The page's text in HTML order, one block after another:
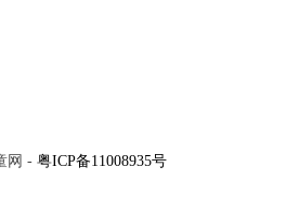
网 - 粤ICP备11008935号